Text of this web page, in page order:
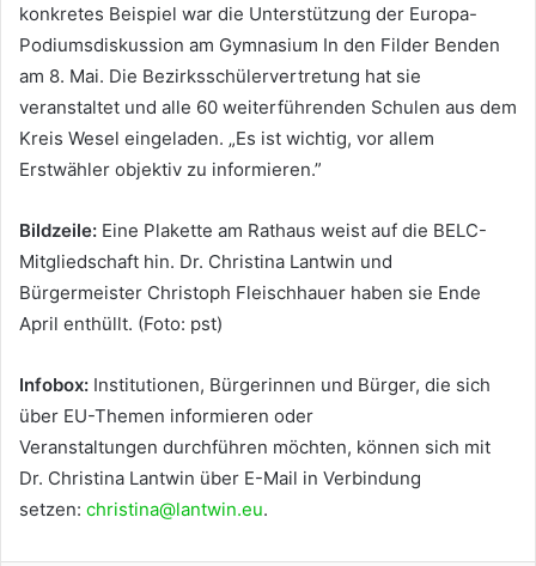
konkretes Beispiel war die Unterstützung der Europa-
Podiumsdiskussion am Gymnasium In den Filder Benden
am 8. Mai. Die Bezirksschülervertretung hat sie
veranstaltet und alle 60 weiterführenden Schulen aus dem
Kreis Wesel eingeladen. „Es ist wichtig, vor allem
Erstwähler objektiv zu informieren.”
Bildzeile: Eine Plakette am Rathaus weist auf die BELC-
Mitgliedschaft hin. Dr. Christina Lantwin und
Bürgermeister Christoph Fleischhauer haben sie Ende
April enthüllt. (Foto: pst)
Infobox: Institutionen, Bürgerinnen und Bürger, die sich
über EU-Themen informieren oder
Veranstaltungen durchführen möchten, können sich mit
Dr. Christina Lantwin über E-Mail in Verbindung
setzen: christina@lantwin.eu.